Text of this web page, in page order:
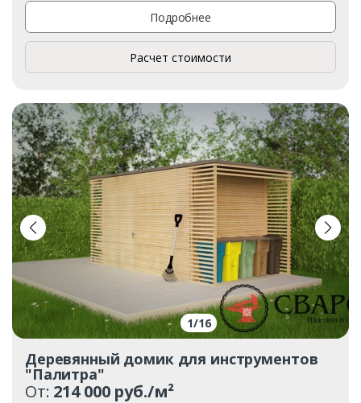
Заказать
Ваше имя*
Ваш телефон*
Комментарий к заказу
Подробнее
Расчет стоимости
1/16
Деревянный домик для инструментов
"Палитра"
От: 214 000 руб./м²